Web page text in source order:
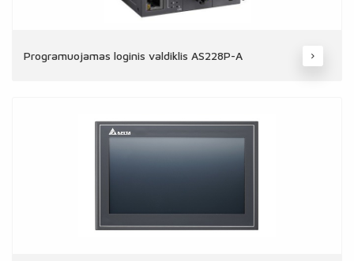
Programuojamas loginis valdiklis AS228P-A